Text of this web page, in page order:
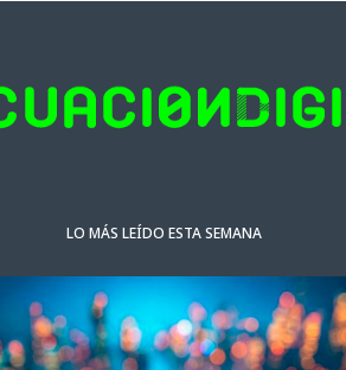
LO MÁS LEÍDO ESTA SEMANA